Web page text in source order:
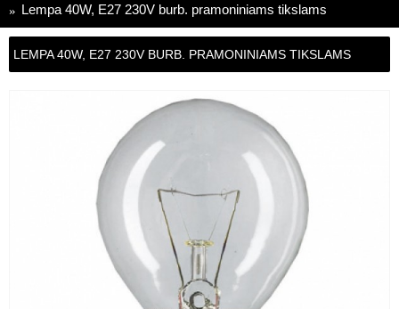
Lempa 40W, E27 230V burb. pramoniniams tikslams
LEMPA 40W, E27 230V BURB. PRAMONINIAMS TIKSLAMS